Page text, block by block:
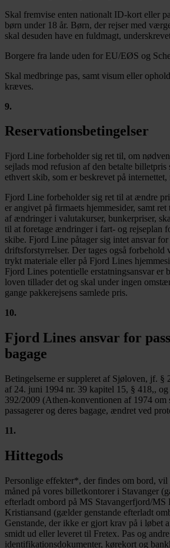
Skal fremvise enten nationalt ID-kort eller
børn under 18 år. Børn, der rejser med
skal desuden have en fuldmagt,
Borgere fra lande uden for EU/EØS og
Skal medbringe pas, samt visum eller
kræves.
9.
Reservationsbetingelser
Fjord Line forbeholder sig ret til, om
sejlads mod refusion af den betalte billetpris
ethvert skib, som er beskrevet på internettet,
Fjord Line forbeholder sig ret til at ændre
er angivet på firmaets hjemmesider, samt
af ændringer i valutakurser, bunkerpriser,
til at foretage ændringer i fart- og rejseplan
skibe. Fjord Line påtager sig intet ansvar
driftsforstyrrelser. Der tages også
trykt materiale eller på Fjord Lines
Fjord Lines potentielle erstatningsansvar er
loven tillader det og skal under ingen
gange pakkerejsens samlede pris.
10.
Fjord Lines ansvar for
bagage
Betingelserne er suppleret af Sjøloven, jf. §
af 24. juni 1994 nr. 39 kapitel 15, § 418,,
392/2009 (Athen-konventionen af 1974 om
passagerer og deres bagage, ændret ved
11 .
Hittegods
Personlige effekter*, der findes om bord, vil
måned på vores billetkontorer i Stavanger
efterladt ombord på MS Stavangerfjord/MS
Kristiansand (gælder genstande efterladt
Genstande, der ikke er gjort krav på i løbet
smidt ud eller leveret til Fretex. Pas og andre
identifikationsdokumenter, kørekort og